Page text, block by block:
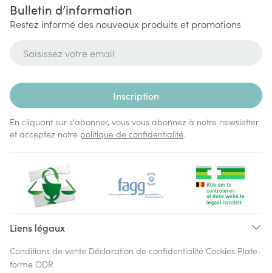
Bulletin d’information
Restez informé des nouveaux produits et promotions
Inscription
En cliquant sur s'abonner, vous vous abonnez à notre newsletter
et acceptez notre politique de confidentialité.
Liens légaux
Conditions de vente Déclaration de confidentialité Cookies Plate-
forme ODR